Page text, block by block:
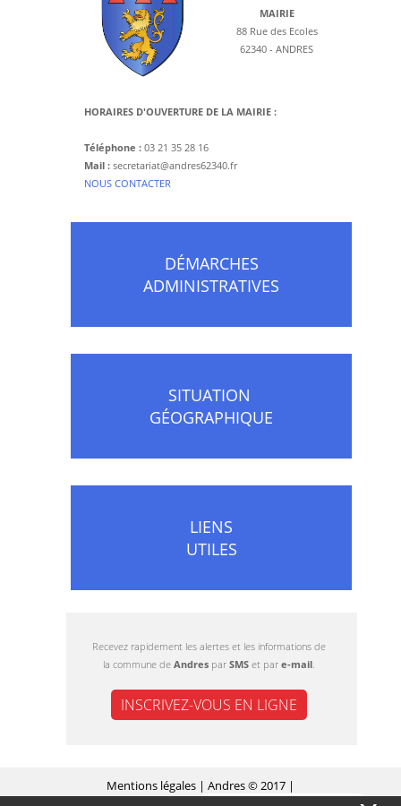
MAIRIE
88 Rue des Ecoles
62340 - ANDRES
HORAIRES D'OUVERTURE DE LA MAIRIE :
Téléphone : 03 21 35 28 16
Mail : secretariat@andres62340.fr
​NOUS CONTACTER
DÉMARCHES
ADMINISTRATIVES
SITUATION
GÉOGRAPHIQUE
LIENS
UTILES
Recevez rapidement les alertes et les informations de
la commune de Andres par SMS et par e-mail.
INSCRIVEZ-VOUS EN LIGNE
Mentions légales | Andres © 2017 |